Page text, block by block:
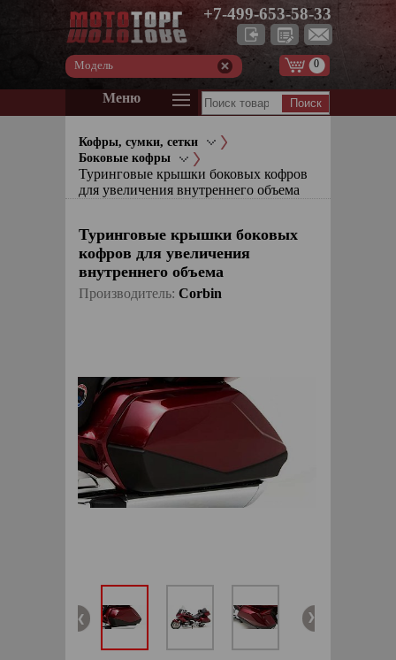
+7-499-653-58-33
Модель 0
Меню
Кофры, сумки, сетки
Боковые кофры
Туринговые крышки боковых кофров
для увеличения внутреннего объема
Туринговые крышки боковых
кофров для увеличения
внутреннего объема
Производитель: Corbin